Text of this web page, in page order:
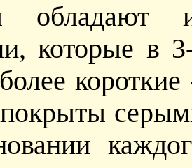
обладают
которые в